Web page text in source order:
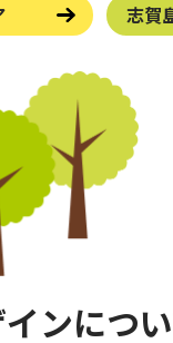
志賀
ンにつ